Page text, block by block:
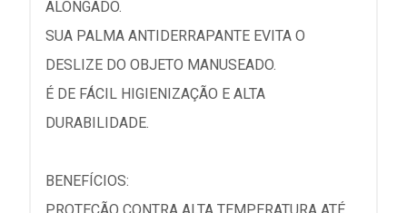
ALONGADO.
SUA PALMA ANTIDERRAPANTE EVITA O
DESLIZE DO OBJETO MANUSEADO.
É DE FÁCIL HIGIENIZAÇÃO E ALTA
DURABILIDADE.
BENEFÍCIOS: